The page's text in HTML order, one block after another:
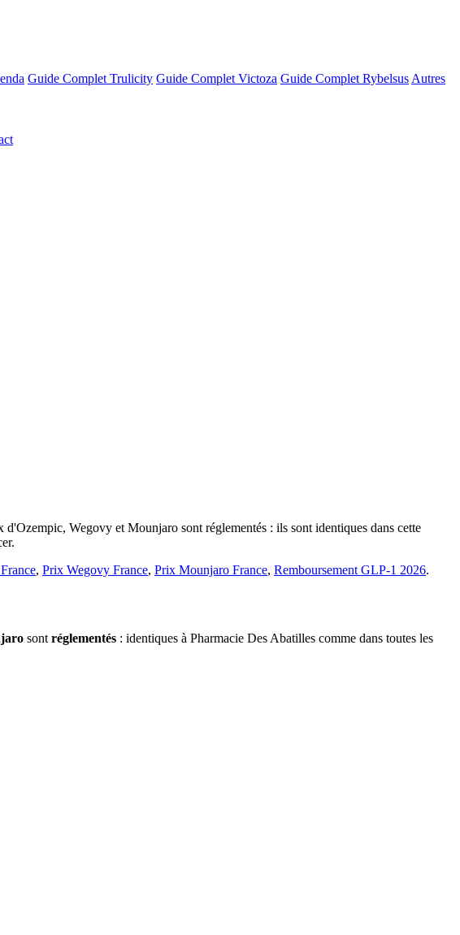
Guide Complet Trulicity Guide Complet Victoza Guide Complet Rybelsus Autres
Wegovy et Mounjaro sont réglementés : ils sont identiques dans cette
, Prix Wegovy France, Prix Mounjaro France, Remboursement GLP-1 2026.
sontréglementés : identiques à Pharmacie Des Abatilles comme dans toutes les